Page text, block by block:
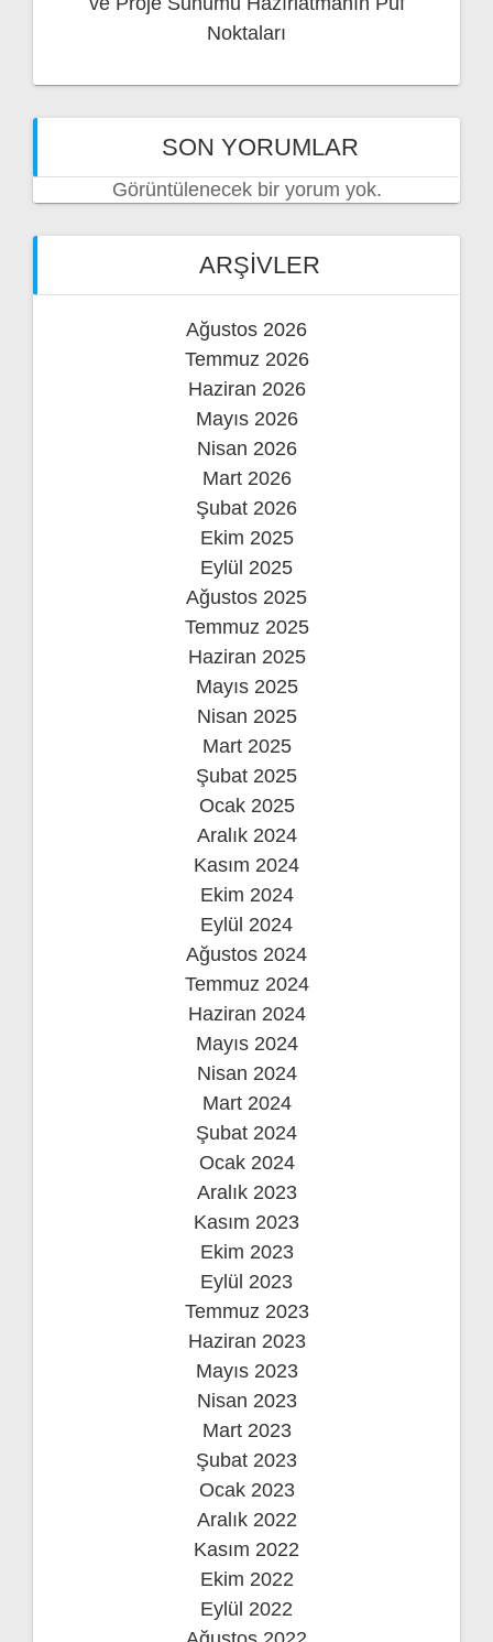
Noktaları
SON YORUMLAR
Görüntülenecek bir yorum yok.
ARŞIVLER
Ağustos 2026
Temmuz 2026
Haziran 2026
Mayıs 2026
Nisan 2026
Mart 2026
Şubat 2026
Ekim 2025
Eylül 2025
Ağustos 2025
Temmuz 2025
Haziran 2025
Mayıs 2025
Nisan 2025
Mart 2025
Şubat 2025
Ocak 2025
Aralık 2024
Kasım 2024
Ekim 2024
Eylül 2024
Ağustos 2024
Temmuz 2024
Haziran 2024
Mayıs 2024
Nisan 2024
Mart 2024
Şubat 2024
Ocak 2024
Aralık 2023
Kasım 2023
Ekim 2023
Eylül 2023
Temmuz 2023
Haziran 2023
Mayıs 2023
Nisan 2023
Mart 2023
Şubat 2023
Ocak 2023
Aralık 2022
Kasım 2022
Ekim 2022
Eylül 2022